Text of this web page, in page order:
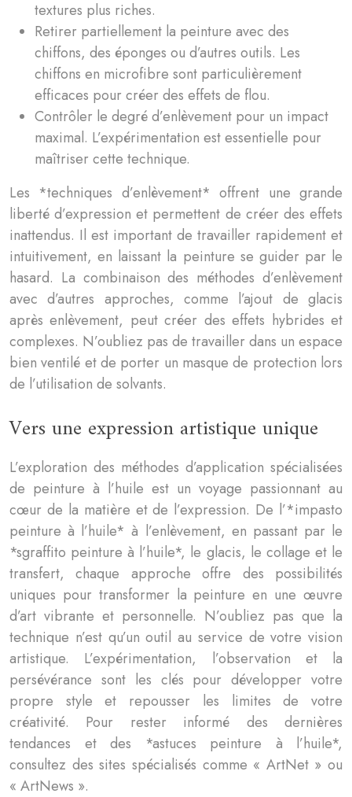
textures plus riches.
Retirer partiellement la peinture avec des
chiffons, des éponges ou d’autres outils. Les
chiffons en microfibre sont particulièrement
efficaces pour créer des effets de flou.
Contrôler le degré d’enlèvement pour un impact
maximal. L’expérimentation est essentielle pour
maîtriser cette technique.
Les *techniques d’enlèvement* offrent une grande
liberté d’expression et permettent de créer des effets
inattendus. Il est important de travailler rapidement et
intuitivement, en laissant la peinture se guider par le
hasard. La combinaison des méthodes d’enlèvement
avec d’autres approches, comme l’ajout de glacis
après enlèvement, peut créer des effets hybrides et
complexes. N’oubliez pas de travailler dans un espace
bien ventilé et de porter un masque de protection lors
de l’utilisation de solvants.
Vers une expression artistique unique
L’exploration des méthodes d’application spécialisées
de peinture à l’huile est un voyage passionnant au
cœur de la matière et de l’expression. De l’*impasto
peinture à l’huile* à l’enlèvement, en passant par le
*sgraffito peinture à l’huile*, le glacis, le collage et le
transfert, chaque approche offre des possibilités
uniques pour transformer la peinture en une œuvre
d’art vibrante et personnelle. N’oubliez pas que la
technique n’est qu’un outil au service de votre vision
artistique. L’expérimentation, l’observation et la
persévérance sont les clés pour développer votre
propre style et repousser les limites de votre
créativité. Pour rester informé des dernières
tendances et des *astuces peinture à l’huile*,
consultez des sites spécialisés comme « ArtNet » ou
« ArtNews ».